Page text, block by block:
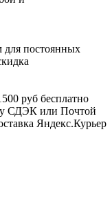
для постоянных
руб бесплатно
СДЭК или Почтой
Яндекс.Курьер